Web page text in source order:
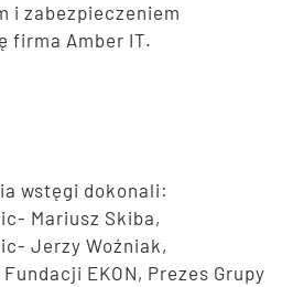
i zabezpieczeniem
firma Amber IT.
wstęgi dokonali:
Mariusz Skiba,
Jerzy Woźniak,
EKON, Prezes Grupy